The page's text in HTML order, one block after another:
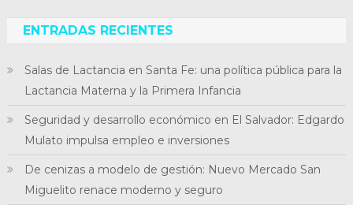
ENTRADAS RECIENTES
Salas de Lactancia en Santa Fe: una política pública para la
Lactancia Materna y la Primera Infancia
Seguridad y desarrollo económico en El Salvador: Edgardo
Mulato impulsa empleo e inversiones
De cenizas a modelo de gestión: Nuevo Mercado San
Miguelito renace moderno y seguro